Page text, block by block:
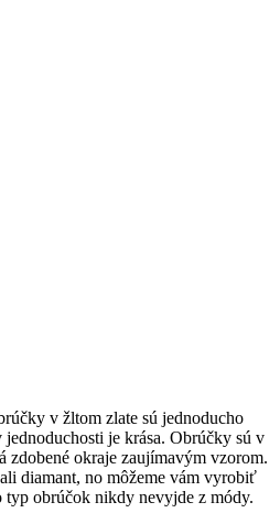
v žltom zlate sú jednoducho
je krása. Obrúčky sú v
zdobené okraje zaujímavým vzorom.
diamant, no môžeme vám vyrobiť
obrúčok nikdy nevyjde z módy.